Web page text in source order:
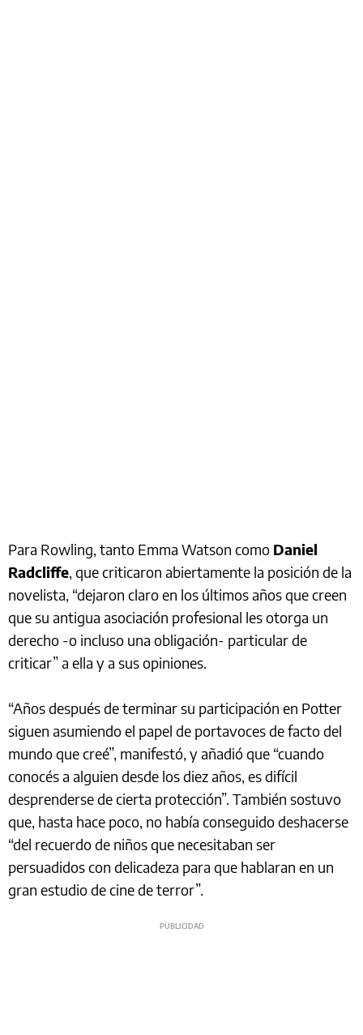
Para Rowling, tanto Emma Watson como Daniel
Radcliffe, que criticaron abiertamente la posición de la
novelista, “dejaron claro en los últimos años que creen
que su antigua asociación profesional les otorga un
derecho -o incluso una obligación- particular de
criticar” a ella y a sus opiniones.
“Años después de terminar su participación en Potter
siguen asumiendo el papel de portavoces de facto del
mundo que creé”, manifestó, y añadió que “cuando
conocés a alguien desde los diez años, es difícil
desprenderse de cierta protección”. También sostuvo
que, hasta hace poco, no había conseguido deshacerse
“del recuerdo de niños que necesitaban ser
persuadidos con delicadeza para que hablaran en un
gran estudio de cine de terror”.